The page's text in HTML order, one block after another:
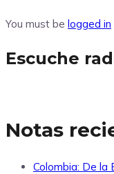
You must be logged in
Escuche
Notas
Colombia: De la